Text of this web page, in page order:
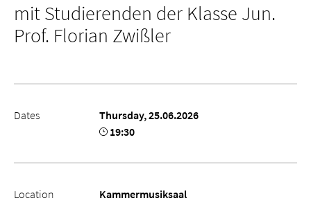
mit Studierenden der Klasse Jun.
Prof. Florian Zwißler
Dates
Thursday, 25.06.2026
19:30
Location
Kammermusiksaal